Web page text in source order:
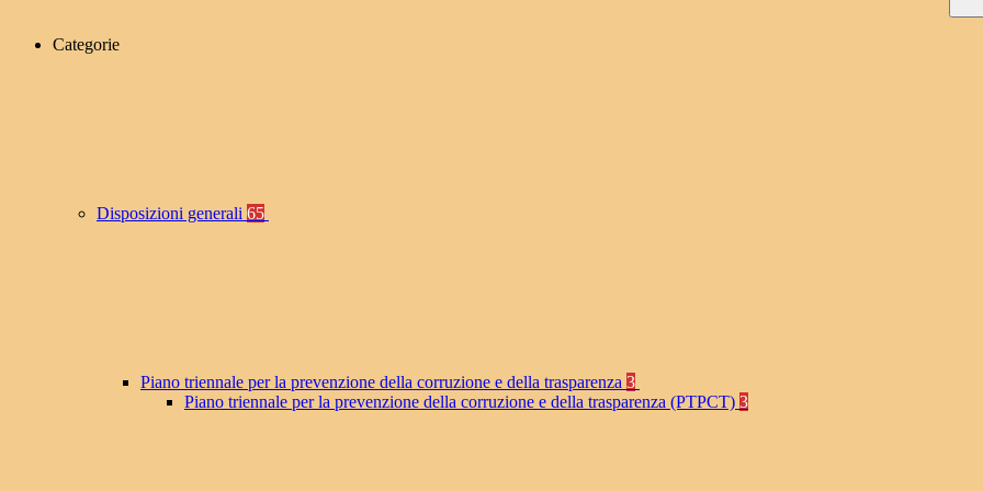
Categorie
Disposizioni generali 65
Piano triennale per la prevenzione della corruzione e della trasparenza 3
Piano triennale per la prevenzione della corruzione e della trasparenza (PTPCT) 3